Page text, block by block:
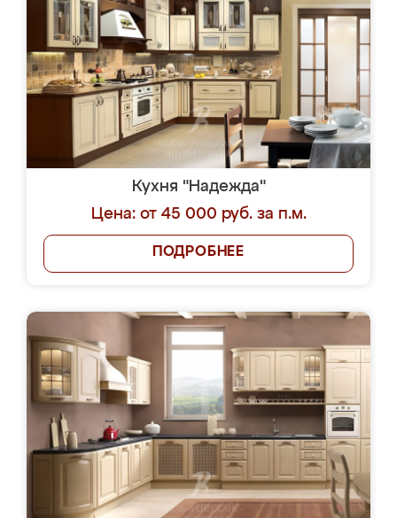
Кухня "Надежда"
Цена: от 45 000 руб. за п.м.
ПОДРОБНЕЕ